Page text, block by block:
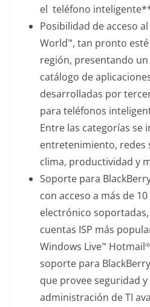
el teléfono
Posibilidad de acceso
World™, tan pronto
región, presentando
catálogo de
desarrolladas por
para teléfonos
Entre las categorías se
entretenimiento, redes
clima, productividad y
Soporte para
con acceso a más de
electrónico
cuentas ISP más
Windows Live™ Hotmail®
soporte para
que provee seguridad
administración de TI